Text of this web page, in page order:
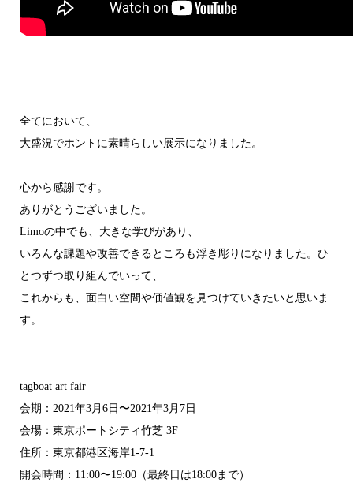
全てにおいて、
大盛況でホントに素晴らしい展示になりました。
心から感謝です。
ありがとうございました。
Limoの中でも、大きな学びがあり、
いろんな課題や改善できるところも浮き彫りになりました。ひ
とつずつ取り組んでいって、
これからも、面白い空間や価値観を見つけていきたいと思いま
す。
tagboat art fair
会期：2021年3月6日〜2021年3月7日
会場：東京ポートシティ竹芝 3F
住所：東京都港区海岸1-7-1
開会時間：11:00〜19:00（最終日は18:00まで）